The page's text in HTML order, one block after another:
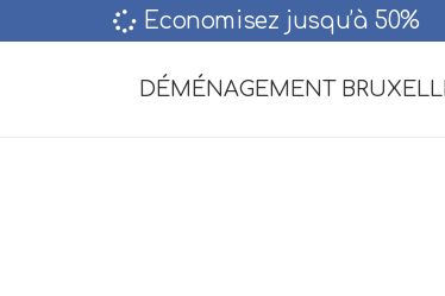
Economisez jusqu’à 50%‎
DÉMÉNAGEMENT